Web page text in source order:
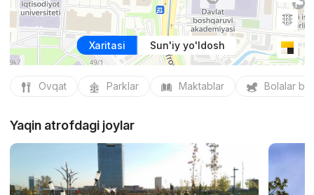
Xaritasi Sun'iy yo'ldosh
Ovqat Parklar Maktablar Bolalar
Yaqin atrofdagi joylar